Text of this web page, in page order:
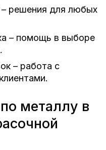
решения для любых
– помощь в выборе
– работа с
металлу в